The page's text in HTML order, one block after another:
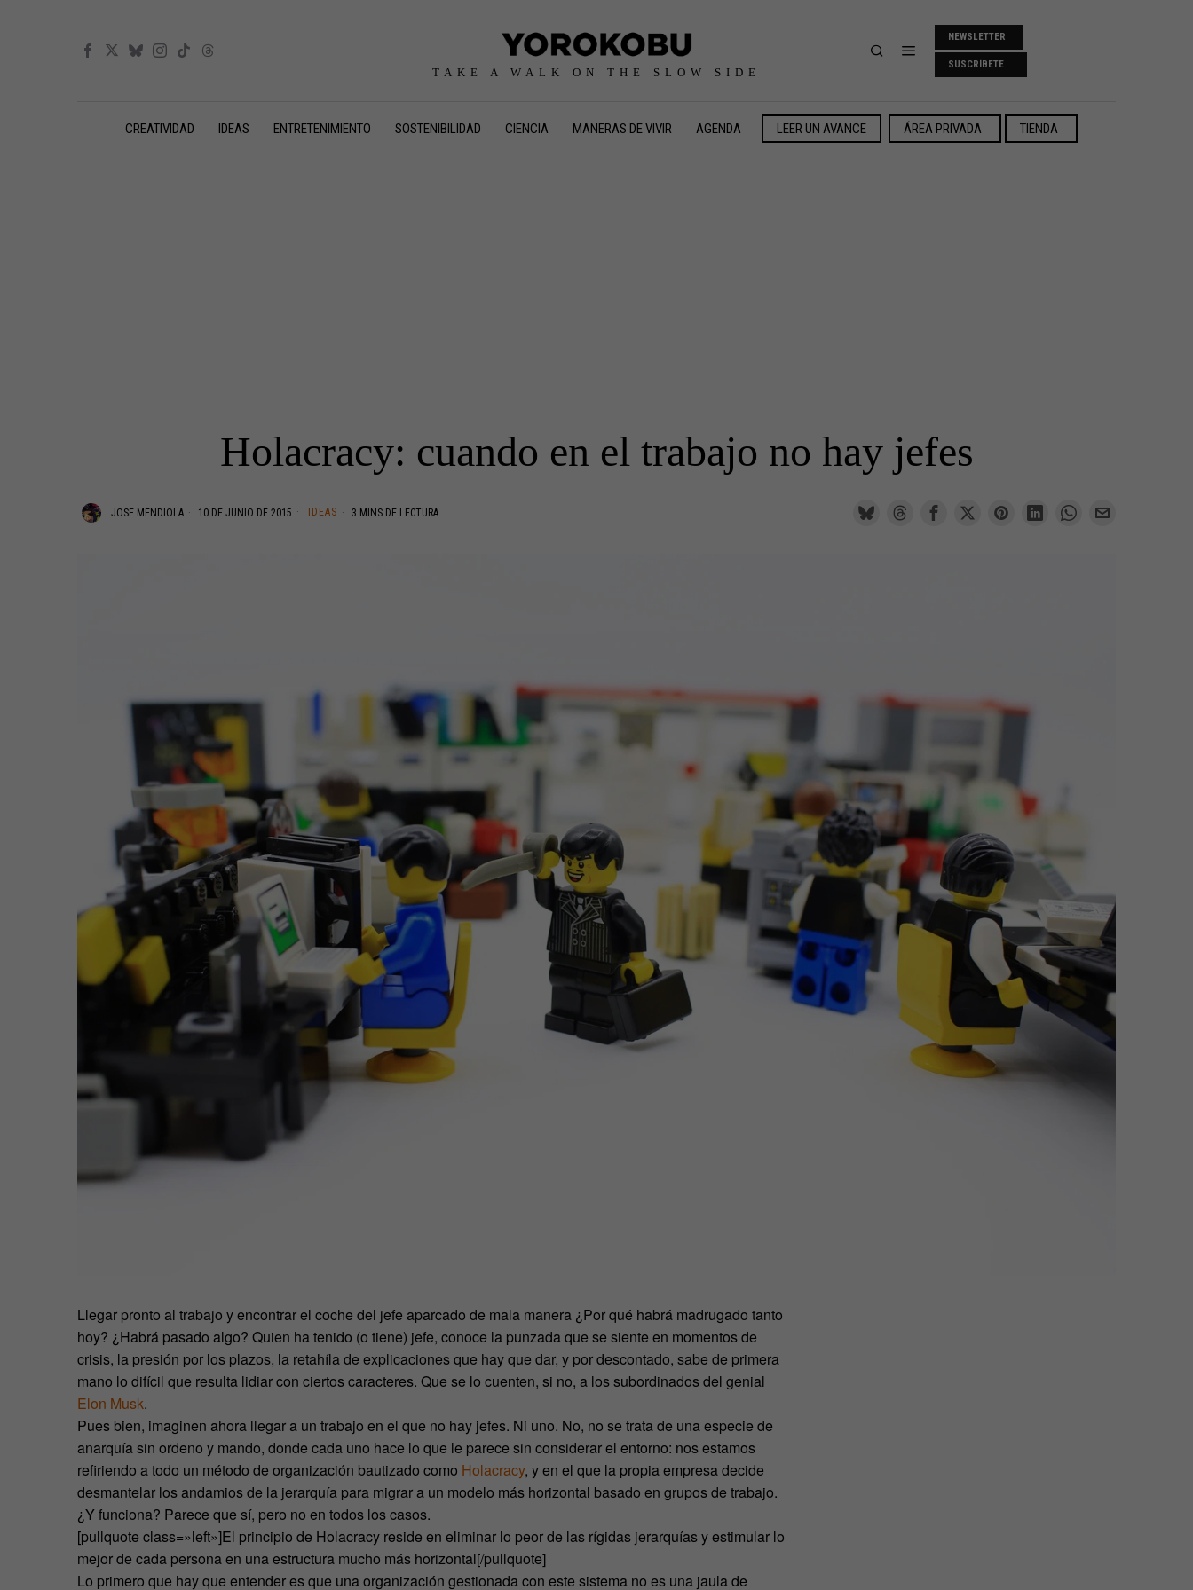
TAKE A WALK ON THE SLOW SIDE
NEWSLETTER
SUSCRÍBETE
CREATIVIDAD IDEAS ENTRETENIMIENTO SOSTENIBILIDAD CIENCIA MANERAS DE VIVIR AGENDA LEER UN AVANCE ÁREA PRIVADA TIENDA
Holacracy: cuando en el trabajo no hay jefes
JOSE MENDIOLA 10 DE JUNIO DE 2015 IDEAS 3 MINS DE LECTURA
Llegar pronto al trabajo y encontrar el coche del jefe aparcado de mala manera ¿Por qué habrá madrugado tanto
hoy? ¿Habrá pasado algo? Quien ha tenido (o tiene) jefe, conoce la punzada que se siente en momentos de
crisis, la presión por los plazos, la retahíla de explicaciones que hay que dar, y por descontado, sabe de primera
mano lo difícil que resulta lidiar con ciertos caracteres. Que se lo cuenten, si no, a los subordinados del genial
Elon Musk.
Pues bien, imaginen ahora llegar a un trabajo en el que no hay jefes. Ni uno. No, no se trata de una especie de
anarquía sin ordeno y mando, donde cada uno hace lo que le parece sin considerar el entorno: nos estamos
refiriendo a todo un método de organización bautizado como Holacracy, y en el que la propia empresa decide
desmantelar los andamios de la jerarquía para migrar a un modelo más horizontal basado en grupos de trabajo.
¿Y funciona? Parece que sí, pero no en todos los casos.
[pullquote class=»left»]El principio de Holacracy reside en eliminar lo peor de las rígidas jerarquías y estimular lo
mejor de cada persona en una estructura mucho más horizontal[/pullquote]
Lo primero que hay que entender es que una organización gestionada con este sistema no es una jaula de